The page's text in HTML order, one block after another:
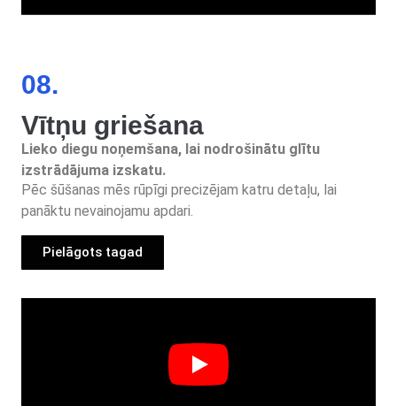
08.
Vītņu griešana
Lieko diegu noņemšana, lai nodrošinātu glītu
izstrādājuma izskatu.
Pēc šūšanas mēs rūpīgi precizējam katru detaļu, lai
panāktu nevainojamu apdari.
Pielāgots tagad